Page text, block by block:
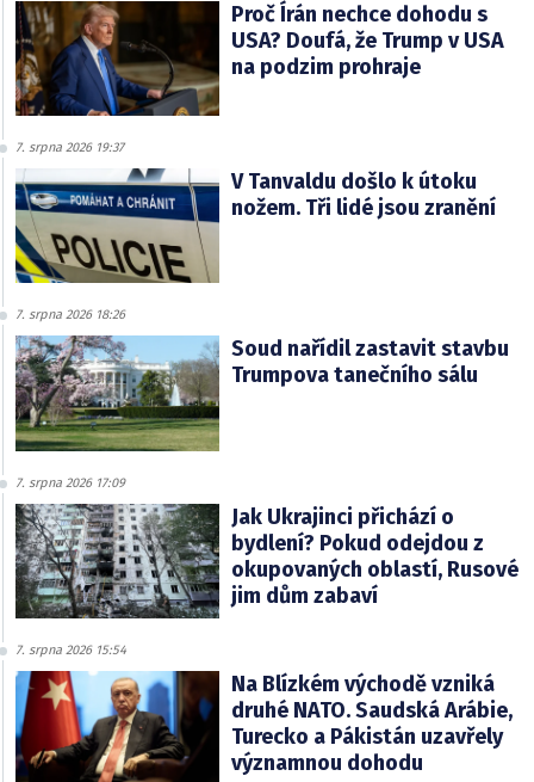
Proč Írán nechce dohodu s
USA? Doufá, že Trump v USA
na podzim prohraje
7. srpna 2026 19:37
V Tanvaldu došlo k útoku
nožem. Tři lidé jsou zranění
7. srpna 2026 18:26
Soud nařídil zastavit stavbu
Trumpova tanečního sálu
7. srpna 2026 17:09
Jak Ukrajinci přichází o
bydlení? Pokud odejdou z
okupovaných oblastí, Rusové
jim dům zabaví
7. srpna 2026 15:54
Na Blízkém východě vzniká
druhé NATO. Saudská Arábie,
Turecko a Pákistán uzavřely
významnou dohodu